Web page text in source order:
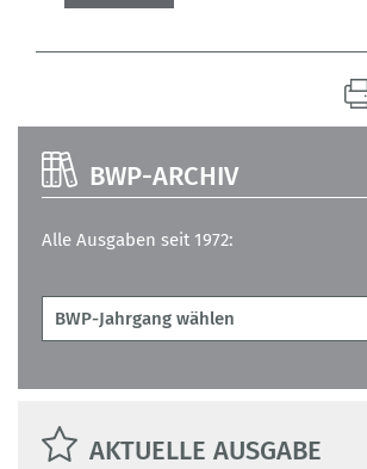
BWP-ARCHIV
Alle Ausgaben seit 1972:
AKTUELLE AUSGABE